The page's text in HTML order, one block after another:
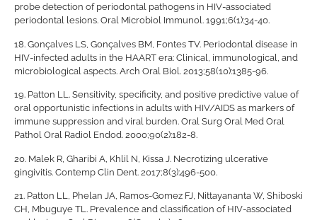
probe detection of periodontal pathogens in HIV-associated
periodontal lesions. Oral Microbiol Immunol. 1991;6(1):34-40.
18. Gonçalves LS, Gonçalves BM, Fontes TV. Periodontal disease in
HIV-infected adults in the HAART era: Clinical, immunological, and
microbiological aspects. Arch Oral Biol. 2013;58(10):1385-96.
19. Patton LL. Sensitivity, specificity, and positive predictive value of
oral opportunistic infections in adults with HIV/AIDS as markers of
immune suppression and viral burden. Oral Surg Oral Med Oral
Pathol Oral Radiol Endod. 2000;90(2):182-8.
20. Malek R, Gharibi A, Khlil N, Kissa J. Necrotizing ulcerative
gingivitis. Contemp Clin Dent. 2017;8(3):496-500.
21. Patton LL, Phelan JA, Ramos-Gomez FJ, Nittayananta W, Shiboski
CH, Mbuguye TL. Prevalence and classification of HIV-associated